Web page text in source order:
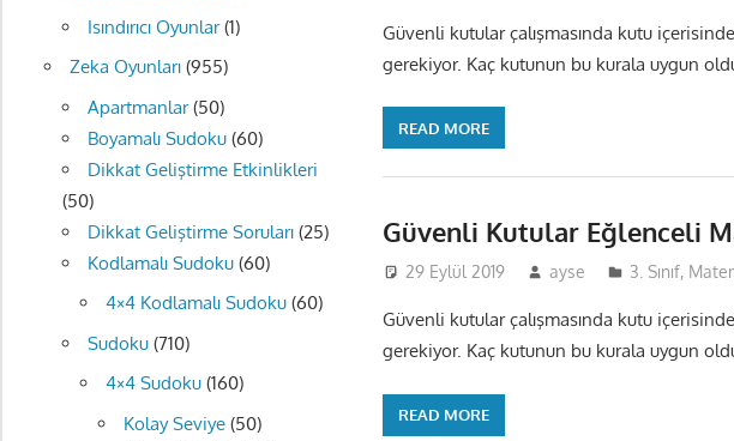
Güvenli kutular çalışmasında kutu
gerekiyor. Kaç kutunun bu kurala uygun
READ MORE
Güvenli Kutular Eğlenceli
29 Eylül 2019 ayse 3. Sınıf,
Güvenli kutular çalışmasında kutu
gerekiyor. Kaç kutunun bu kurala uygun
READ MORE
Isındırıcı Oyunlar(1)
Zeka Oyunları(955)
Apartmanlar(50)
Boyamalı Sudoku(60)
Dikkat Geliştirme Etkinlikleri
(50)
Dikkat Geliştirme Soruları(25)
Kodlamalı Sudoku(60)
4×4 Kodlamalı Sudoku(60)
Sudoku(710)
4×4 Sudoku(160)
Kolay Seviye(50)